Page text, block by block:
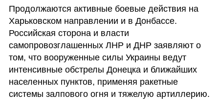
Продолжаются активные боевые действия на
Харьковском направлении и в Донбассе.
Российская сторона и власти
самопровозглашенных ЛНР и ДНР заявляют о
том, что вооруженные силы Украины ведут
интенсивные обстрелы Донецка и ближайших
населенных пунктов, применяя ракетные
системы залпового огня и тяжелую артиллерию.